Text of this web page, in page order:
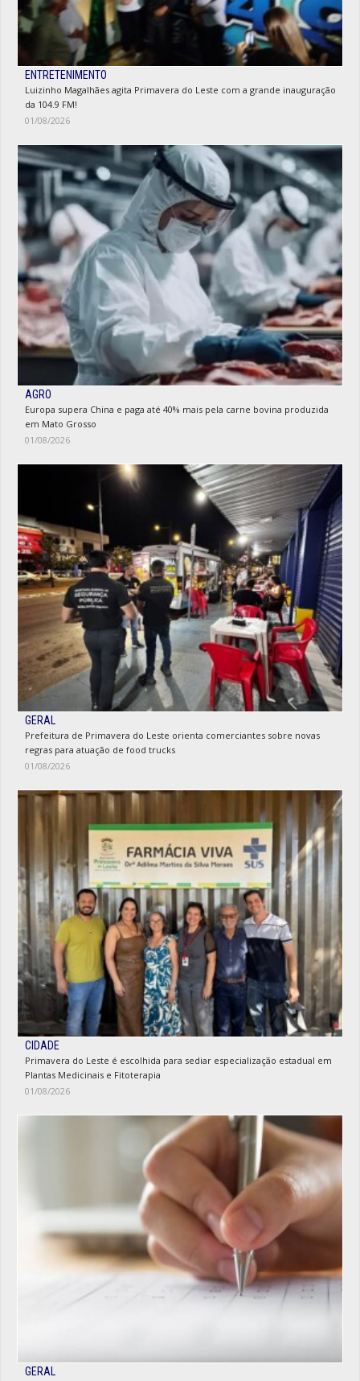
ENTRETENIMENTO
Luizinho Magalhães agita Primavera do Leste com a grande inauguração
da 104.9 FM!
01/08/2026
AGRO
Europa supera China e paga até 40% mais pela carne bovina produzida
em Mato Grosso
01/08/2026
GERAL
Prefeitura de Primavera do Leste orienta comerciantes sobre novas
regras para atuação de food trucks
01/08/2026
CIDADE
Primavera do Leste é escolhida para sediar especialização estadual em
Plantas Medicinais e Fitoterapia
01/08/2026
GERAL